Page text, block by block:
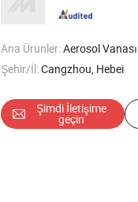
Ana Ürünler:Aerosol Vanası , Aerosol Sprey Vanası , Torba
Şehir/İl:Cangzhou, Hebei
Şimdi İletişime
geçin